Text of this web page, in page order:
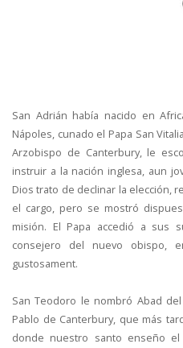
San Adrián había nacido en
Nápoles, cunado el Papa San
Arzobispo de Canterbury, le
instruir a la nación inglesa, aun
Dios trato de declinar la elección,
el cargo, pero se mostró
misión. El Papa accedió a sus
consejero del nuevo obispo,
gustosament.
San Teodoro le nombró Abad
Pablo de Canterbury, que más
donde nuestro santo enseño